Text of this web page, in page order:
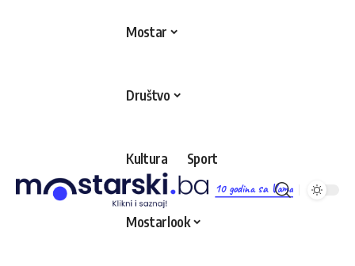
10 godina sa Vama
Mostar
Društvo
Kultura Sport
Mostarlook